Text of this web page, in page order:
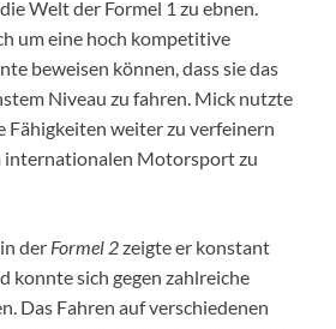
Welt der Formel 1 zu ebnen.
um eine hoch kompetitive
beweisen können, dass sie das
Niveau zu fahren. Mick nutzte
Fähigkeiten weiter zu verfeinern
internationalen Motorsport zu
der Formel 2zeigte er konstant
konnte sich gegen zahlreiche
Das Fahren auf verschiedenen